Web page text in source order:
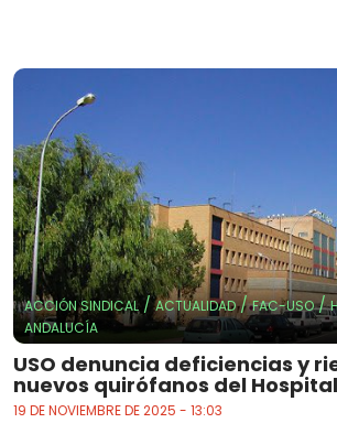
ACCIÓN SINDICAL/ACTUALIDAD/FAC-USO/
ANDALUCÍA
USO denuncia deficiencias y
nuevos quirófanos del
19 DE NOVIEMBRE DE 2025 - 13:03